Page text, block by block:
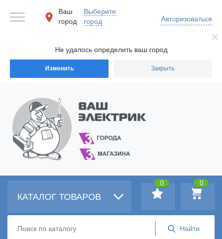
Не удалось определить ваш город
Изменить Закрыть
Ваш
город
Выберите
город
Авторизоваться
КАТАЛОГ ТОВАРОВ
0
0